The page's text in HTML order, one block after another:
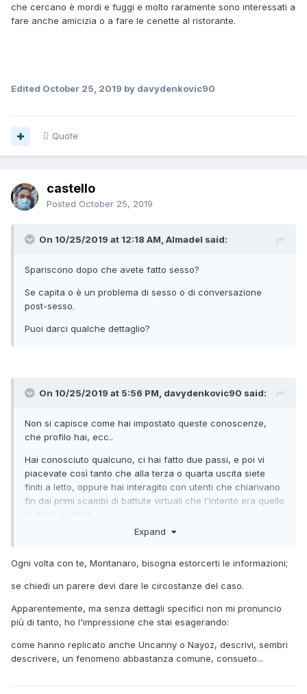
che cercano è mordi e fuggi e molto raramente sono interessati a
fare anche amicizia o a fare le cenette al ristorante.
Edited October 25, 2019 by davydenkovic90
Quote
castello
Posted October 25, 2019
On 10/25/2019 at 12:18 AM, Almadel said:
Spariscono dopo che avete fatto sesso?
Se capita o è un problema di sesso o di conversazione
post-sesso.
Puoi darci qualche dettaglio?
On 10/25/2019 at 5:56 PM, davydenkovic90 said:
Non si capisce come hai impostato queste conoscenze,
che profilo hai, ecc..
Hai conosciuto qualcuno, ci hai fatto due passi, e poi vi
piacevate così tanto che alla terza o quarta uscita siete
finiti a letto, oppure hai interagito con utenti che chiarivano
fin dai primi scambi di battute virtuali che l'intento era quello
di finire a letto?
Nel primo caso c'è più margine per sperare in una relazione
quindi avresti ragione a fare autocritica se questo non è
nel senso che molti che cercano sesso sulle app sono
interessati a farlo con uno diverso ogni volta, e comunque
in generale il sesso che cercano è mordi e fuggi e molto
raramente sono interessati a fare anche amicizia o a fare le
Expand
Ogni volta con te, Montanaro, bisogna estorcerti le informazioni;
se chiedi un parere devi dare le circostanze del caso.
Apparentemente, ma senza dettagli specifici non mi pronuncio
più di tanto, ho l'impressione che stai esagerando:
come hanno replicato anche Uncanny o Nayoz, descrivi, sembri
descrivere, un fenomeno abbastanza comune, consueto...